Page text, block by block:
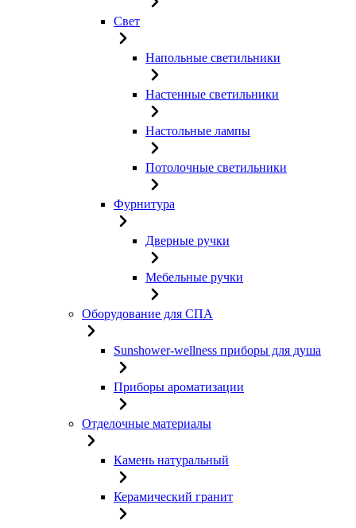
Свет
Напольные светильники
Настенные светильники
Настольные лампы
Потолочные светильники
Фурнитура
Дверные ручки
Мебельные ручки
Оборудование для СПА
Sunshower-wellness приборы для душа
Приборы ароматизации
Отделочные материалы
Камень натуральный
Керамический гранит